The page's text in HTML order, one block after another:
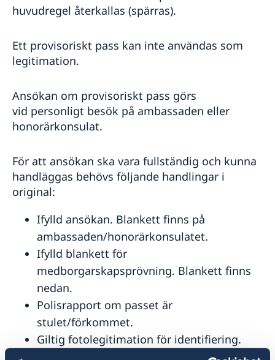
huvudregel återkallas (spärras).
Ett provisoriskt pass kan inte användas som
legitimation.
Ansökan om provisoriskt pass görs
vid personligt besök på ambassaden eller
honorärkonsulat.
För att ansökan ska vara fullständig och kunna
handläggas behövs följande handlingar i
original:
Ifylld ansökan. Blankett finns på
ambassaden/honorärkonsulatet.
Ifylld blankett för
medborgarskapsprövning. Blankett finns
nedan.
Polisrapport om passet är
stulet/förkommet.
Giltig fotolegitimation för identifiering.
utskrift av